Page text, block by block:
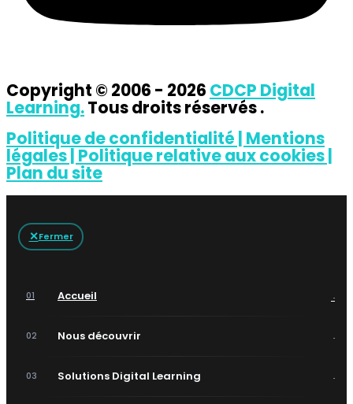
Copyright © 2006 - 2026 CDCP Digital
Learning.Tous droits réservés .
Politique de confidentialité | Mentions
légales | Politique relative aux cookies |
Plan du site
✕Fermer
01 Accueil →
02 Nous découvrir →
03 Solutions Digital Learning →